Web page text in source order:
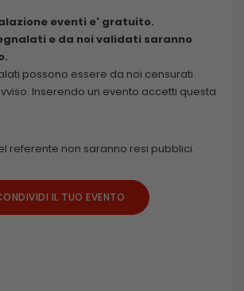
eventi e' gratuito.
e da noi validati saranno
possono essere da noi censurati
Inserendo un evento accetti questa
referente non saranno resi pubblici.
IL TUO EVENTO